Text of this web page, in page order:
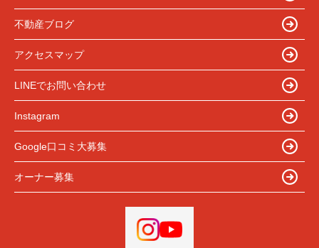
不動産ブログ
アクセスマップ
LINEでお問い合わせ
Instagram
Google口コミ大募集
オーナー募集